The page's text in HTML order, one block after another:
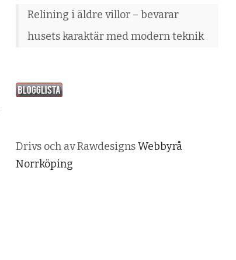
Relining i äldre villor – bevarar
husets karaktär med modern teknik
Drivs och av RawdesignsWebbyrå
Norrköping